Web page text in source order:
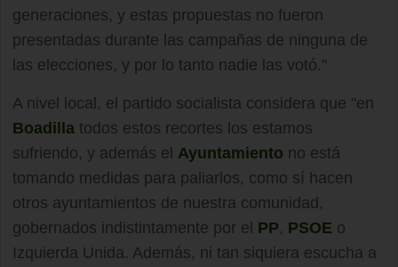
generaciones, y estas propuestas no fueron
presentadas durante las campañas de ninguna de
las elecciones, y por lo tanto nadie las votó."
A nivel local, el partido socialista considera que "en
Boadilla todos estos recortes los estamos
sufriendo, y además el Ayuntamiento no está
tomando medidas para paliarlos, como sí hacen
otros ayuntamientos de nuestra comunidad,
gobernados indistintamente por el PP, PSOE o
Izquierda Unida. Además, ni tan siquiera escucha a